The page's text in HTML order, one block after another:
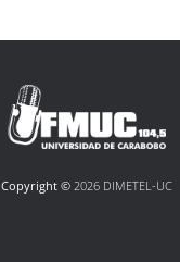
Copyright ©2026 DIMETEL-UC